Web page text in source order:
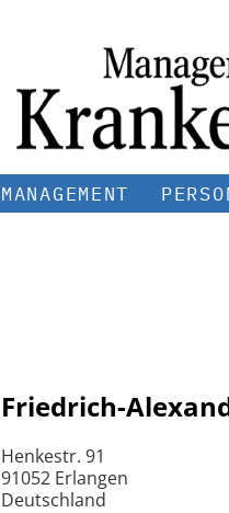
MANAGEMENT
Friedrich-
Henkestr. 91
91052 Erlangen
Deutschland